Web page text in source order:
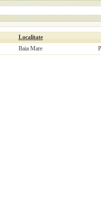
Localitate
Baia Mare